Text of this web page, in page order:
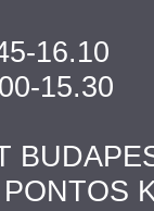
16.10
15.30